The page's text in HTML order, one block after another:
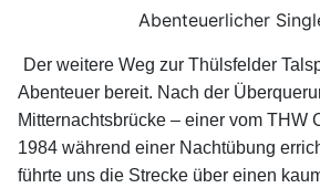
Abenteuerlicher
Der weitere Weg zur Thülsfelder
Abenteuer bereit. Nach der
Mitternachtsbrücke – einer vom THW
1984 während einer Nachtübung
führte uns die Strecke über einen